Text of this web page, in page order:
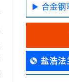
合金钢
盐浩法